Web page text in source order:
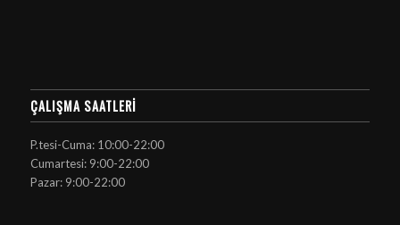
ÇALIŞMA SAATLERI
P.tesi-Cuma: 10:00-22:00
Cumartesi: 9:00-22:00
Pazar: 9:00-22:00